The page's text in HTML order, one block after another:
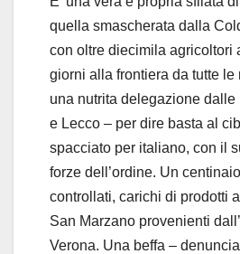
quella smascherata dalla
con oltre diecimila agricoltori
giorni alla frontiera da tutte le
una nutrita delegazione
e Lecco – per dire basta al
spacciato per italiano, con il
forze dell’ordine. Un
controllati, carichi di prodotti
San Marzano provenienti
Verona. Una beffa –